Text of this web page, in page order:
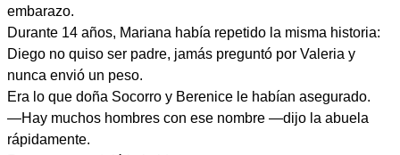
embarazo.
Durante 14 años, Mariana había repetido la misma historia:
Diego no quiso ser padre, jamás preguntó por Valeria y
nunca envió un peso.
Era lo que doña Socorro y Berenice le habían asegurado.
—Hay muchos hombres con ese nombre —dijo la abuela
rápidamente.